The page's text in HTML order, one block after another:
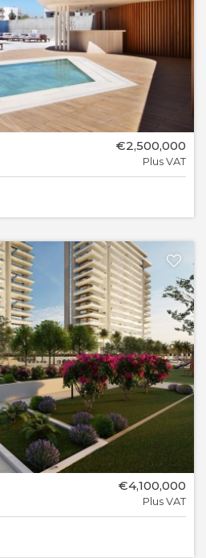
€2,500,000
Plus VAT
€4,100,000
Plus VAT